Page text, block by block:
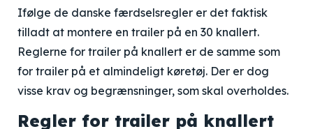
Ifølge de danske færdselsregler er det faktisk
tilladt at montere en trailer på en 30 knallert.
Reglerne for trailer på knallert er de samme som
for trailer på et almindeligt køretøj. Der er dog
visse krav og begrænsninger, som skal overholdes.
Regler for trailer på knallert